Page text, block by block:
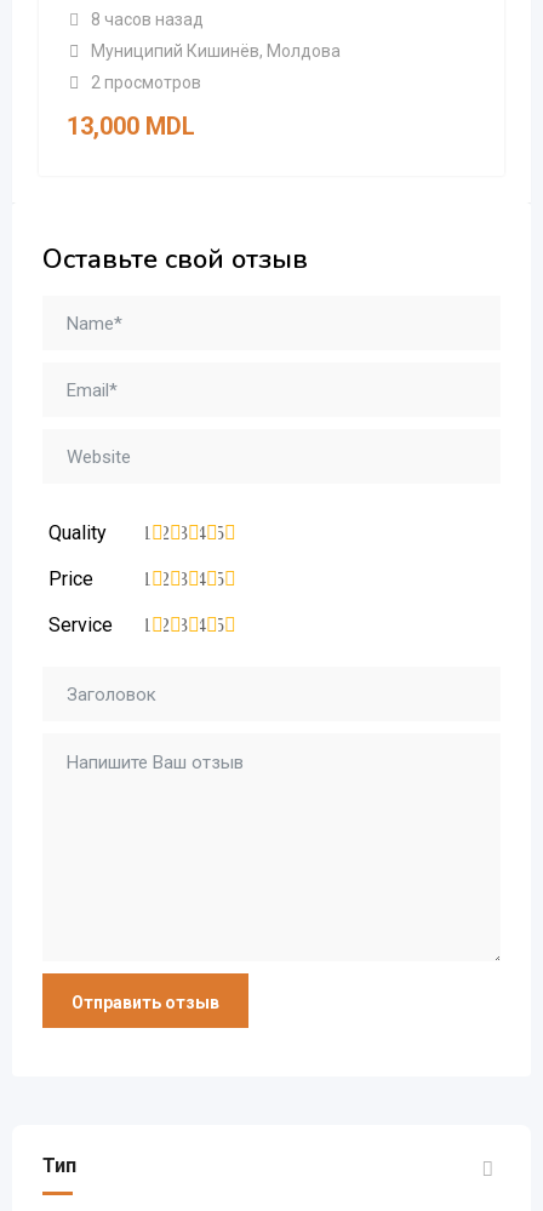
8 часов назад
Муниципий Кишинёв, Молдова
2 просмотров
13,000 MDL
Оставьте свой отзыв
Quality 5
4
3
2
1
Price 5
4
3
2
1
Service 5
4
3
2
1
Тип